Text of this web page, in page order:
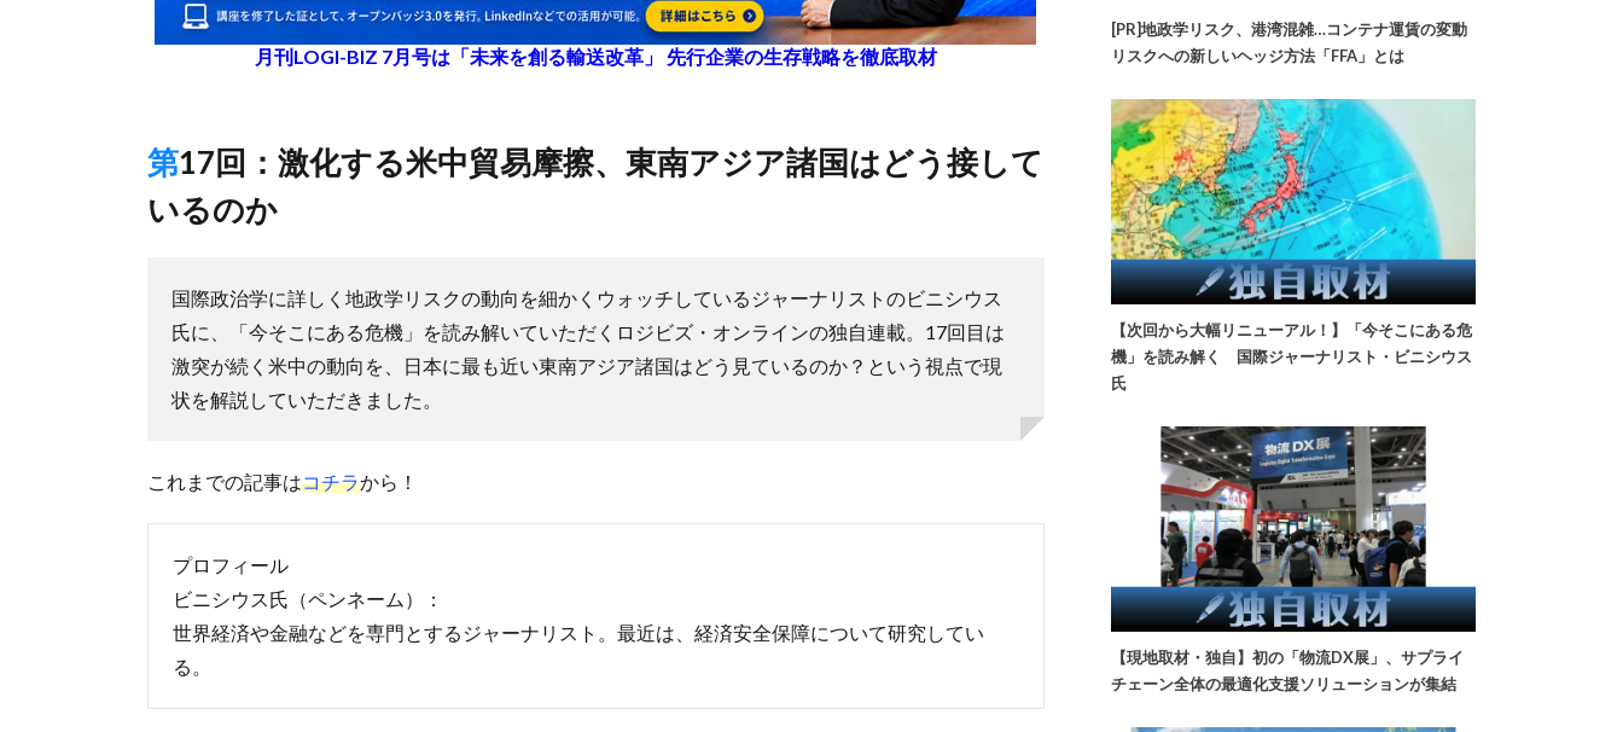
月刊LOGI-BIZ 7月号は「未来を創る輸送改革」 先行企業の生存戦略を徹底取材
第17回：激化する米中貿易摩擦、東南アジア諸国はどう接して
いるのか
国際政治学に詳しく地政学リスクの動向を細かくウォッチしているジャーナリストのビニシウス
氏に、「今そこにある危機」を読み解いていただくロジビズ・オンラインの独自連載。17回目は
激突が続く米中の動向を、日本に最も近い東南アジア諸国はどう見ているのか？という視点で現
状を解説していただきました。
これまでの記事はコチラから！
プロフィール
ビニシウス氏（ペンネーム）：
世界経済や金融などを専門とするジャーナリスト。最近は、経済安全保障について研究してい
る。
[PR]地政学リスク、港湾混雑…コンテナ運賃の変動
リスクへの新しいヘッジ方法「FFA」とは
【次回から大幅リニューアル！】「今そこにある危
機」を読み解く 国際ジャーナリスト・ビニシウス
氏
【現地取材・独自】初の「物流DX展」、サプライ
チェーン全体の最適化支援ソリューションが集結